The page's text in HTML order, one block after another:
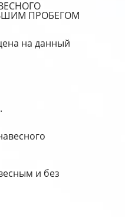
ПРОБЕГОМ
на данный
и без